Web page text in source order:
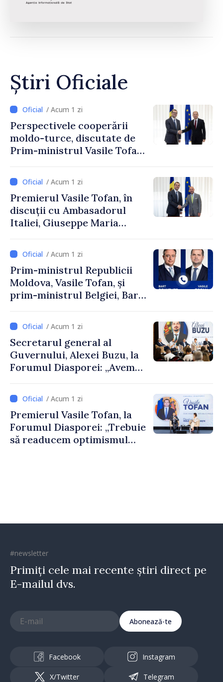
Știri Oficiale
/ Acum 1 zi
Perspectivele cooperării
moldo-turce, discutate de
Prim-ministrul Vasile Tofan
Uygar Mustafa Sertel
/ Acum 1 zi
Premierul Vasile Tofan, în
discuții cu Ambasadorul
Italiei, Giuseppe Maria
/ Acum 1 zi
Prim-ministrul Republicii
Moldova, Vasile Tofan, și
prim-ministrul Belgiei, Bart
despre parcursul european
al Republicii Moldova.
/ Acum 1 zi
Secretarul general al
Guvernului, Alexei Buzu, la
Forumul Diasporei: „Avem
dumneavoastră pentru a
construi comunități mai
puternice”
/ Acum 1 zi
Premierul Vasile Tofan, la
Forumul Diasporei: „Trebuie
să readucem optimismul
#newsletter
Primiți cele mai recente știri direct pe
E-mailul dvs.
Abonează-te
Facebook Instagram
X/Twitter Telegram